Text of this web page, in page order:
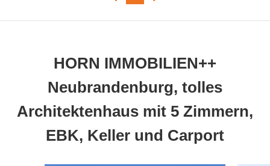
HORN IMMOBILIEN++
Neubrandenburg, tolles
Architektenhaus mit 5 Zimmern,
EBK, Keller und Carport